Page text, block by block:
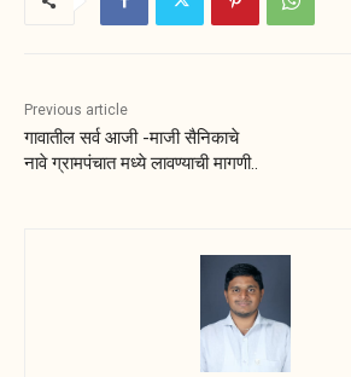
Previous article
गावातील सर्व आजी -माजी सैनिकाचे
नावे ग्रामपंचात मध्ये लावण्याची मागणी..